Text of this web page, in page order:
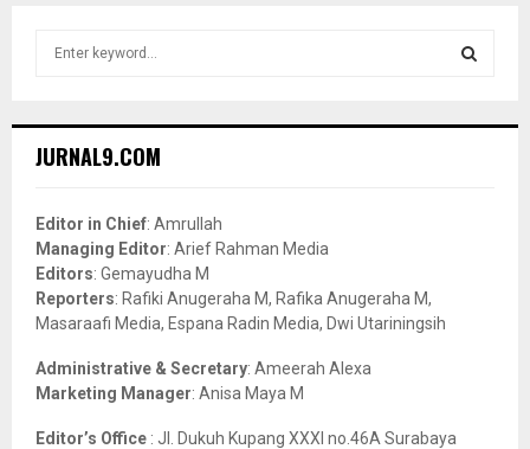
h
o
r
:
JURNAL9.COM
Editor in Chief: Amrullah
Managing Editor: Arief Rahman Media
Editors: Gemayudha M
Reporters: Rafiki Anugeraha M, Rafika Anugeraha M,
Masaraafi Media, Espana Radin Media, Dwi Utariningsih
Administrative & Secretary: Ameerah Alexa
Marketing Manager: Anisa Maya M
Editor’s Office : Jl. Dukuh Kupang XXXI no.46A Surabaya